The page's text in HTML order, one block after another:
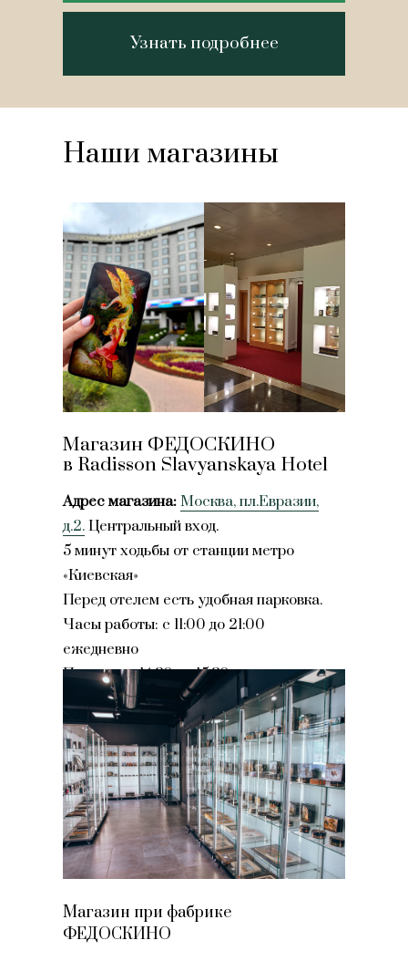
Узнать подробнее
Наши магазины
Магазин ФЕДОСКИНО
в Radisson Slavyanskaya Hotel
Магазин при фабрике
ФЕДОСКИНО
Адрес магазина: Москва, пл.Евразии,
д.2. Центральный вход.
5 минут ходьбы от станции метро
«Киевская»
Перед отелем есть удобная парковка.
Часы работы: с 11:00 до 21:00
ежедневно
Перерыв с 14.30 до 15.30